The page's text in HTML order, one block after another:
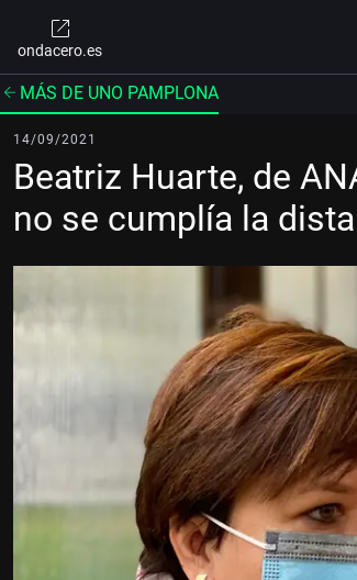
ondacero.es
MÁS DE UNO PAMPLONA
14/09/2021
Beatriz Huarte, de
no se cumplía la